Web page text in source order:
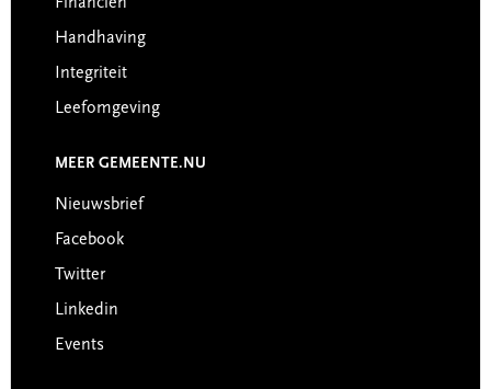
Handhaving
Integriteit
Leefomgeving
MEER GEMEENTE.NU
Nieuwsbrief
Facebook
Twitter
Linkedin
Events